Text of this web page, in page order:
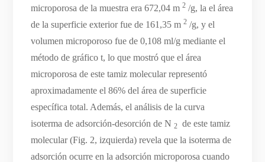
microporosa de la muestra era 672,04 m2 /g, la el área
de la superficie exterior fue de 161,35 m2 /g, y el
volumen microporoso fue de 0,108 ml/g mediante el
método de gráfico t, lo que mostró que el área
microporosa de este tamiz molecular representó
aproximadamente el 86% del área de superficie
específica total. Además, el análisis de la curva
isoterma de adsorción-desorción de N2 de este tamiz
molecular (Fig. 2, izquierda) revela que la isoterma de
adsorción ocurre en la adsorción microporosa cuando